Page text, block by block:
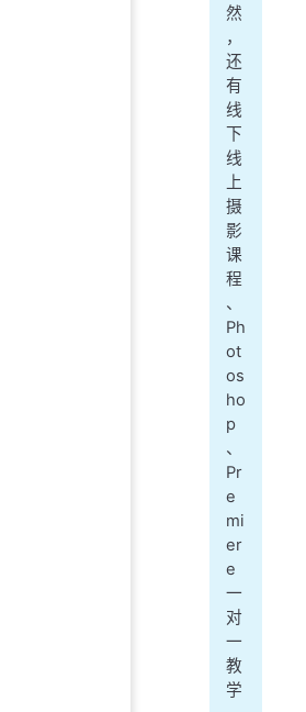
然
，
还
有
线
下
线
上
摄
影
课
程
、
Ph
ot
os
ho
p
、
Pr
e
mi
er
e
一
对
一
教
学